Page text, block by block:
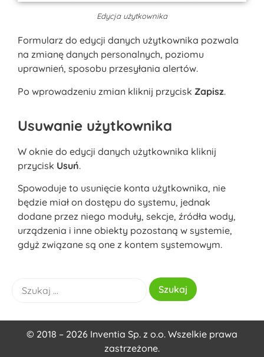
Edycja użytkownika
Formularz do edycji danych użytkownika pozwala
na zmianę danych personalnych, poziomu
uprawnień, sposobu przesyłania alertów.
Po wprowadzeniu zmian kliknij przycisk Zapisz.
Usuwanie użytkownika
W oknie do edycji danych użytkownika kliknij
przycisk Usuń.
Spowoduje to usunięcie konta użytkownika, nie
będzie miał on dostępu do systemu, jednak
dodane przez niego moduły, sekcje, źródła wody,
urządzenia i inne obiekty pozostaną w systemie,
gdyż związane są one z kontem systemowym.
© 2018 – 2026 Inventia Sp. z o.o. Wszelkie prawa
zastrzeżone.